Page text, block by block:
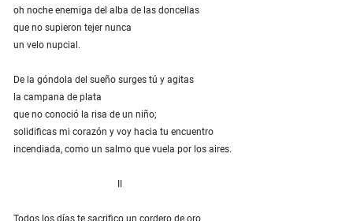
oh noche enemiga del alba de las doncellas
que no supieron tejer nunca
un velo nupcial.
De la góndola del sueño surges tú y agitas
la campana de plata
que no conoció la risa de un niño;
solidificas mi corazón y voy hacia tu encuentro
incendiada, como un salmo que vuela por los aires.
Todos los días te sacrifico un cordero de oro